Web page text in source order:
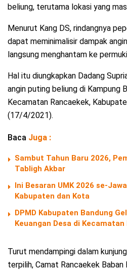
beliung, terutama lokasi yang
Menurut Kang DS, rindangnya
dapat meminimalisir dampak
langsung menghantam ke
Hal itu diungkapkan Dadang
angin puting beliung di Kampung
Kecamatan Rancaekek,
(17/4/2021).
Baca Juga :
Sambut Tahun Baru 2026,
Tabligh Akbar
Ini Besaran UMK 2026 se-
Kabupaten dan Kota
DPMD Kabupaten Bandung
Keuangan Desa di
Turut mendampingi dalam
terpilih, Camat Rancaekek Baban